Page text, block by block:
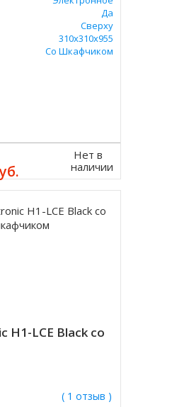
Да
Сверху
310x310х955
Со Шкафчиком
Нет в
наличии
H1-LCE Black со
( 1 отзыв )